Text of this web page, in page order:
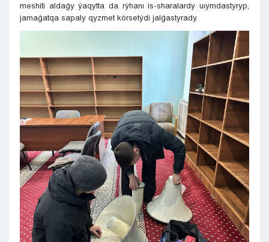
meshiti aldaǵy ýaqytta da rýhanı is-sharalardy uıymdastyryp,
jamaǵatqa sapaly qyzmet kórsetýdi jalǵastyrady.